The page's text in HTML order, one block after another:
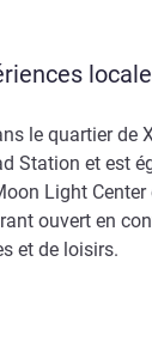
le quartier de
Station et est
Light
ouvert en
et de loisirs.